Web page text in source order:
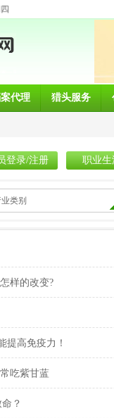
代理 猎头服务
登录/注册 职业生
类别
样的改变?
提高免疫力！
吃紫甘蓝
？